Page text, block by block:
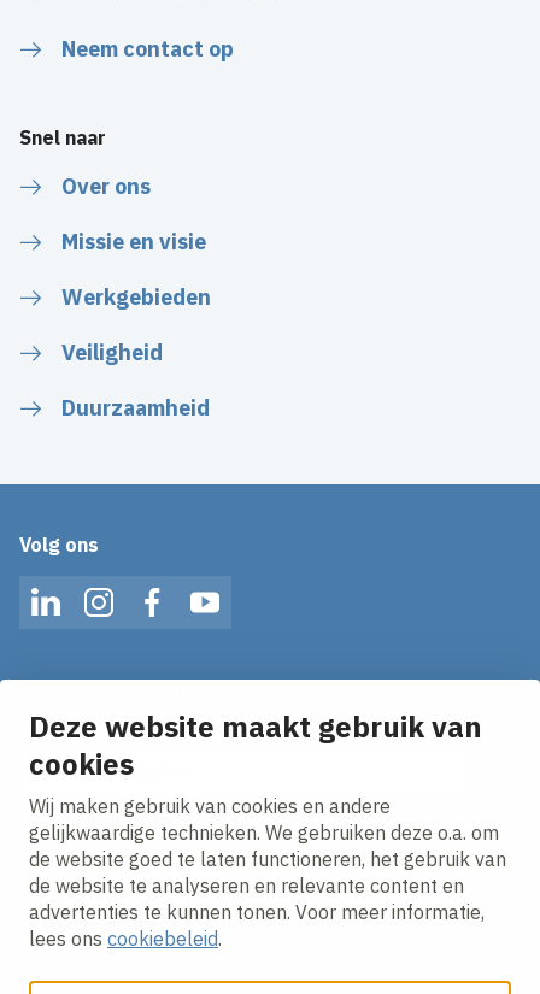
Deze website maakt gebruik van
cookies
Wij maken gebruik van cookies en andere
gelijkwaardige technieken. We gebruiken deze o.a. om
de website goed te laten functioneren, het gebruik van
de website te analyseren en relevante content en
advertenties te kunnen tonen. Voor meer informatie,
lees ons cookiebeleid.
Neem contact op
Snel naar
Over ons
Missie en visie
Werkgebieden
Veiligheid
Duurzaamheid
Volg ons
LinkedInInstagramFacebookYouTube
Ontvang onze nieuws alerts in je mailbox!
E-mailadres
Ik ga akkoord met hetprivacy statement.